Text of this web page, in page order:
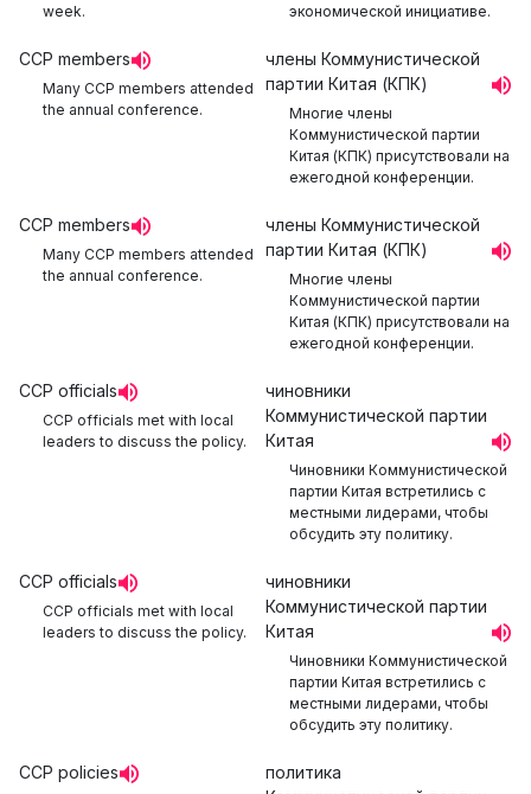
week.
экономической инициативе.
CCP members
Many CCP members attended
the annual conference.
члены Коммунистической
партии Китая (КПК)
Многие члены
Коммунистической партии
Китая (КПК) присутствовали на
ежегодной конференции.
CCP members
Many CCP members attended
the annual conference.
члены Коммунистической
партии Китая (КПК)
Многие члены
Коммунистической партии
Китая (КПК) присутствовали на
ежегодной конференции.
CCP officials
CCP officials met with local
leaders to discuss the policy.
чиновники
Коммунистической партии
Китая
Чиновники Коммунистической
партии Китая встретились с
местными лидерами, чтобы
обсудить эту политику.
CCP officials
CCP officials met with local
leaders to discuss the policy.
чиновники
Коммунистической партии
Китая
Чиновники Коммунистической
партии Китая встретились с
местными лидерами, чтобы
обсудить эту политику.
CCP policies
политика